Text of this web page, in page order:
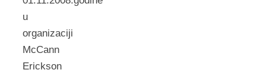
u
organizaciji
McCann
Erickson